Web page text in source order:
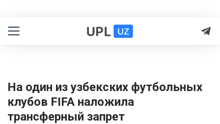
На один из узбекских футбольных
клубов FIFA наложила
трансферный запрет